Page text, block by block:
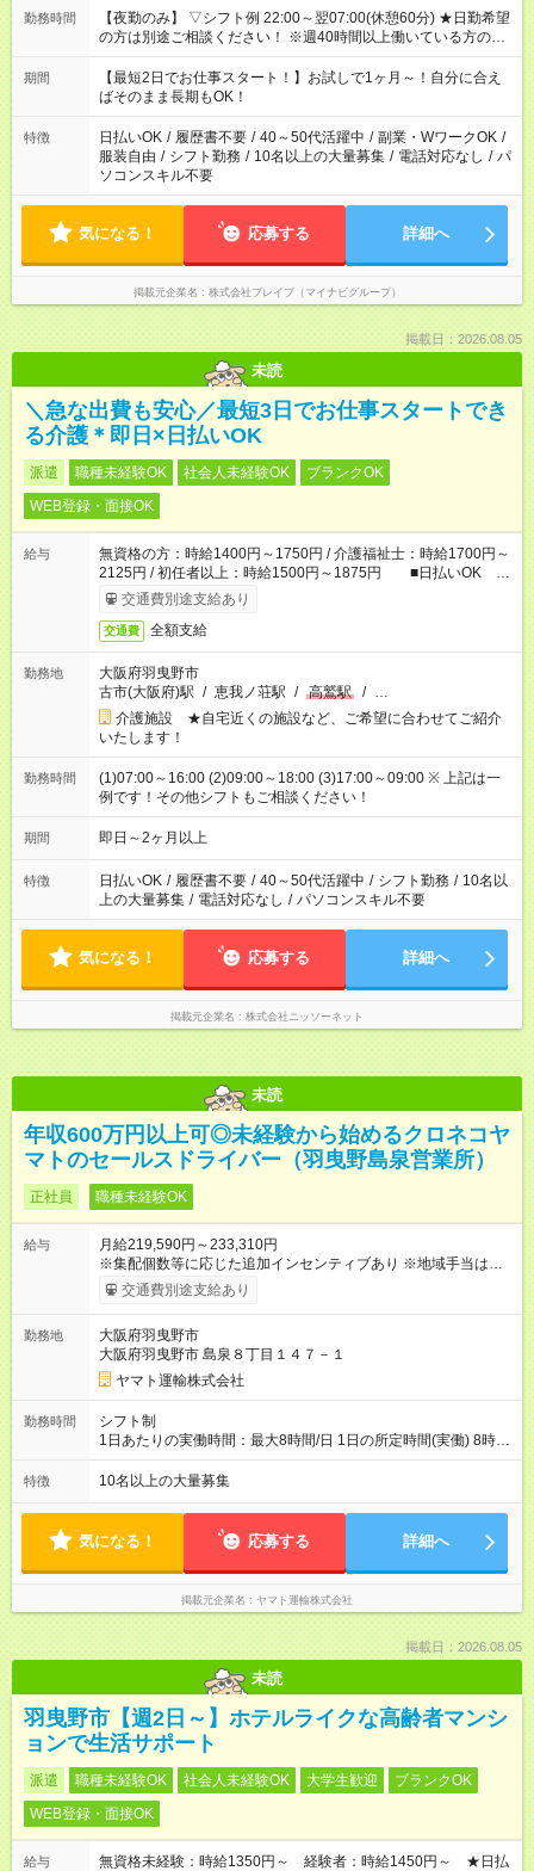
勤務時間
【夜勤のみ】 ▽シフト例 22:00～翌07:00(休憩60分) ★日勤希望
の方は別途ご相談ください！ ※週40時間以上働いている方のW
ワークはNG
期間
【最短2日でお仕事スタート！】お試しで1ヶ月～！自分に合え
ばそのまま長期もOK！
特徴 日払いOK / 履歴書不要 / 40～50代活躍中 / 副業・WワークOK /
服装自由 / シフト勤務 / 10名以上の大量募集 / 電話対応なし / パ
ソコンスキル不要
気になる！ 応募する 詳細へ
掲載元企業名 株式会社ブレイブ（マイナビグループ）
掲載日：2026.08.05
未読
＼急な出費も安心／最短3日でお仕事スタートでき
る介護＊即日×日払いOK
派遣 職種未経験OK 社会人未経験OK
ブランクOK
WEB登録・面接OK
給与
無資格の方：時給1400円～1750円 / 介護福祉士：時給1700円～
2125円 / 初任者以上：時給1500円～1875円 ■日払いOK ■
日収例：1万1200円（時給1400円×8h）
交通費別途支給あり
交通費 全額支給
勤務地
大阪府羽曳野市
古市(大阪府)駅 / 恵我ノ荘駅 / 高鷲駅 / …
介護施設 ★自宅近くの施設など、ご希望に合わせてご紹介
いたします！
勤務時間
(1)07:00～16:00 (2)09:00～18:00 (3)17:00～09:00 ※ 上記は一
例です！その他シフトもご相談ください！
期間 即日～2ヶ月以上
特徴 日払いOK / 履歴書不要 / 40～50代活躍中 / シフト勤務 / 10名以
上の大量募集 / 電話対応なし / パソコンスキル不要
気になる！ 応募する 詳細へ
掲載元企業名 株式会社ニッソーネット
未読
年収600万円以上可◎未経験から始めるクロネコヤ
マトのセールスドライバー（羽曳野島泉営業所）
正社員 職種未経験OK
給与
月給219,590円～233,310円
※集配個数等に応じた追加インセンティブあり ※地域手当は居住
地によって異なる 加えて、インセンティブ・超勤手当・通勤手
当・扶養手当など各種手当が充実しています。 【試用期間】試
と同じです。
交通費別途支給あり
勤務地
大阪府羽曳野市
大阪府羽曳野市 島泉８丁目１４７－１
ヤマト運輸株式会社
勤務時間
シフト制
1日あたりの実働時間：最大8時間/日 1日の所定時間(実働) 8時
間 週所定40時間 月間所定時間 165時間（残業時間25時間程
度） 年間所定時間 1，976時間（残業時間300時間程度） 【シ
勤務交番表(シフト制／15日締め)により定める ※法定労働時間に
よる管理
特徴 10名以上の大量募集
気になる！ 応募する 詳細へ
掲載元企業名 ヤマト運輸株式会社
掲載日：2026.08.05
未読
羽曳野市【週2日～】ホテルライクな高齢者マンシ
ョンで生活サポート
派遣 職種未経験OK 社会人未経験OK 大学生歓迎
ブランクOK
WEB登録・面接OK
給与
無資格未経験：時給1350円～ 経験者：時給1450円～ ★日払